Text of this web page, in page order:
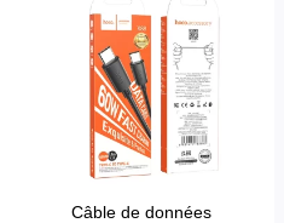
Câble de données